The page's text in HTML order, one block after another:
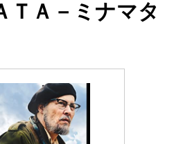
ＴＡ－ミナマタ